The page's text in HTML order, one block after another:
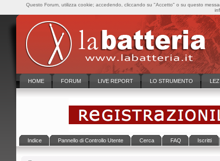
HOME FORUM LIVE REPORT LO STRUMENTO
Indice Pannello di Controllo Utente Cerca FAQ Iscritti
Questo Forum, utilizza cookie; accedendo, cliccando su "Accetto" o su questo